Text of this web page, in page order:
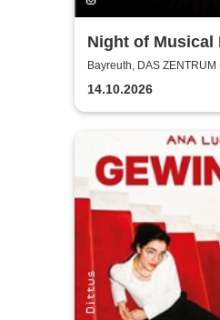
Night of Musical
Bayreuth, DAS
Jugendkulturzentrum
14.10.2026